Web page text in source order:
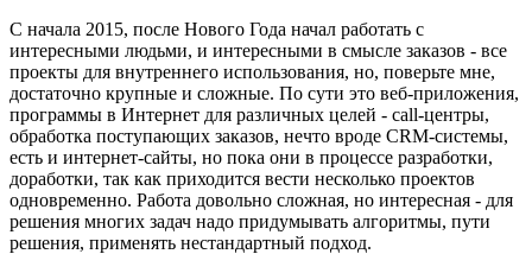
С начала 2015, после Нового Года начал работать с
интересными людьми, и интересными в смысле заказов - все
проекты для внутреннего использования, но, поверьте мне,
достаточно крупные и сложные. По сути это веб-приложения,
программы в Интернет для различных целей - call-центры,
обработка поступающих заказов, нечто вроде CRM-системы,
есть и интернет-сайты, но пока они в процессе разработки,
доработки, так как приходится вести несколько проектов
одновременно. Работа довольно сложная, но интересная - для
решения многих задач надо придумывать алгоритмы, пути
решения, применять нестандартный подход.